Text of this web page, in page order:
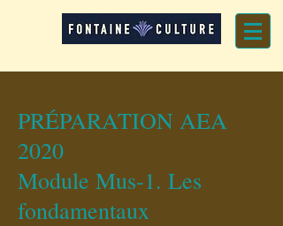
PRÉPARATION AEA
2020
Module Mus-1. Les
fondamentaux